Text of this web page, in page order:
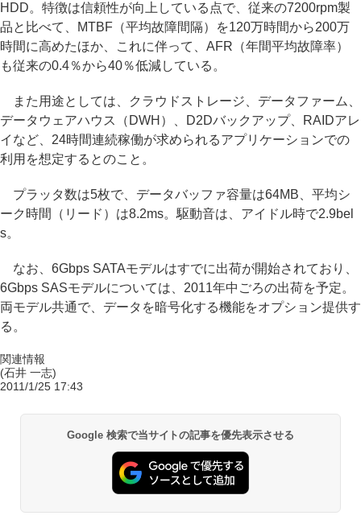
HDD。特徴は信頼性が向上している点で、従来の7200rpm製
品と比べて、MTBF（平均故障間隔）を120万時間から200万
時間に高めたほか、これに伴って、AFR（年間平均故障率）
も従来の0.4％から40％低減している。
また用途としては、クラウドストレージ、データファーム、
データウェアハウス（DWH）、D2Dバックアップ、RAIDアレ
イなど、24時間連続稼働が求められるアプリケーションでの
利用を想定するとのこと。
プラッタ数は5枚で、データバッファ容量は64MB、平均シ
ーク時間（リード）は8.2ms。駆動音は、アイドル時で2.9bel
s。
なお、6Gbps SATAモデルはすでに出荷が開始されており、
6Gbps SASモデルについては、2011年中ごろの出荷を予定。
両モデル共通で、データを暗号化する機能をオプション提供す
る。
関連情報
(石井 一志)
2011/1/25 17:43
Google 検索で当サイトの記事を優先表示させる